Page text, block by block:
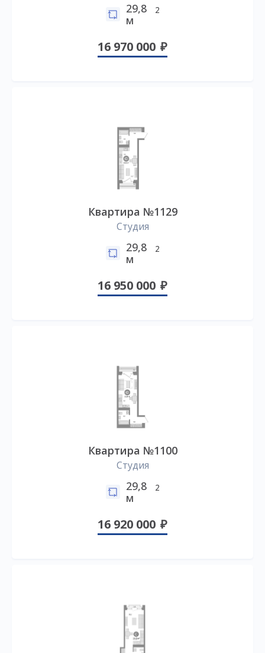
29,8
м
2
16 970 000
Квартира №1129
Студия
29,8
м
2
16 950 000
Квартира №1100
Студия
29,8
м
2
16 920 000